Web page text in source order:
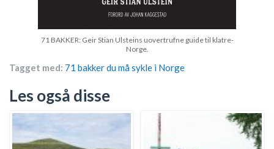
71 BAKKER: Geir Stian Ulsteins uovertrufne guide til klatre-
Norge.
Tagget med: 71 bakker du må sykle i Norge
Les også disse